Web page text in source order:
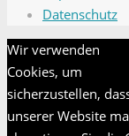
Datenschutz
Wir verwenden
Cookies, um
sicherzustellen,
unserer Website